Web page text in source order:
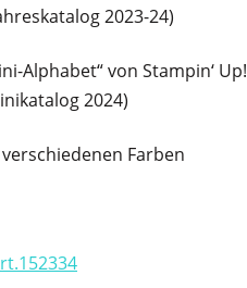
2023-24)
Alphabet“ von Stampin‘ Up!
2024)
Farben